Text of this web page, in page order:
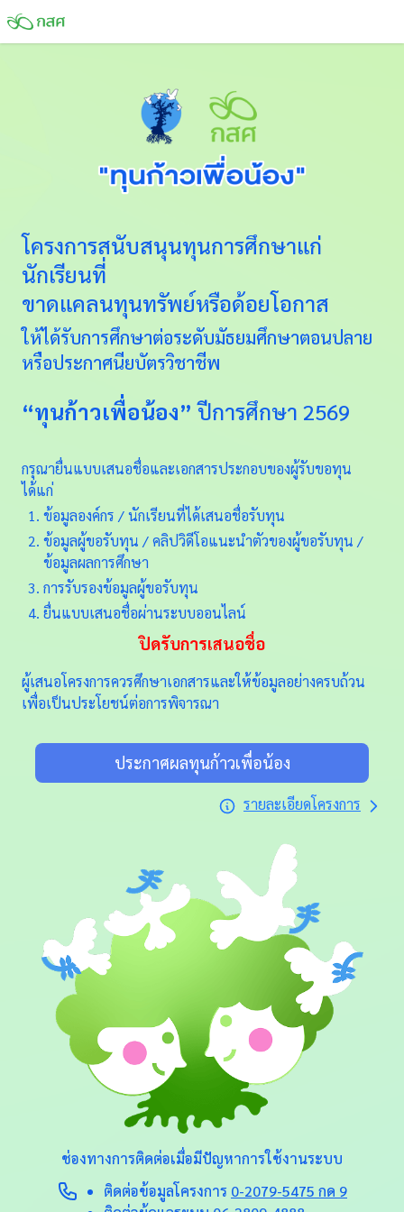
โครงการสนับสนุนทุนการศึกษาแก่
นักเรียนที่
ขาดแคลนทุนทรัพย์หรือด้อยโอกาส
ให้ได้รับการศึกษาต่อระดับมัธยมศึกษาตอนปลาย
หรือประกาศนียบัตรวิชาชีพ
“ทุนก้าวเพื่อน้อง”ปีการศึกษา 2569
กรุณายื่นแบบเสนอชื่อและเอกสารประกอบของผู้รับขอทุน
ได้แก่
ข้อมูลองค์กร / นักเรียนที่ได้เสนอชื่อรับทุน
ข้อมูลผู้ขอรับทุน / คลิปวิดีโอแนะนำตัวของผู้ขอรับทุน /
ข้อมูลผลการศึกษา
การรับรองข้อมูลผู้ขอรับทุน
ยื่นแบบเสนอชื่อผ่านระบบออนไลน์
ปิดรับการเสนอชื่อ
ผู้เสนอโครงการควรศึกษาเอกสารและให้ข้อมูลอย่างครบถ้วน
เพื่อเป็นประโยชน์ต่อการพิจารณา
ประกาศผลทุนก้าวเพื่อน้อง
รายละเอียดโครงการ
ช่องทางการติดต่อเมื่อมีปัญหาการใช้งานระบบ
ติดต่อข้อมูลโครงการ 0-2079-5475 กด 9